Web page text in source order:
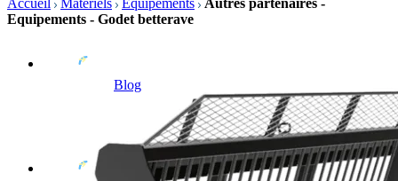
Blog
Accueil
Materiels Equipements
Autres partenaires -
Equipements - Godet betterave